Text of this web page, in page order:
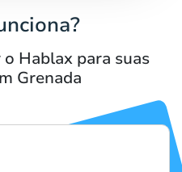
Hablax para suas
Grenada